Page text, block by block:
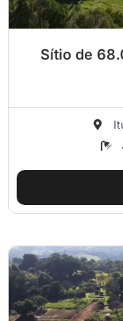
Sítio de